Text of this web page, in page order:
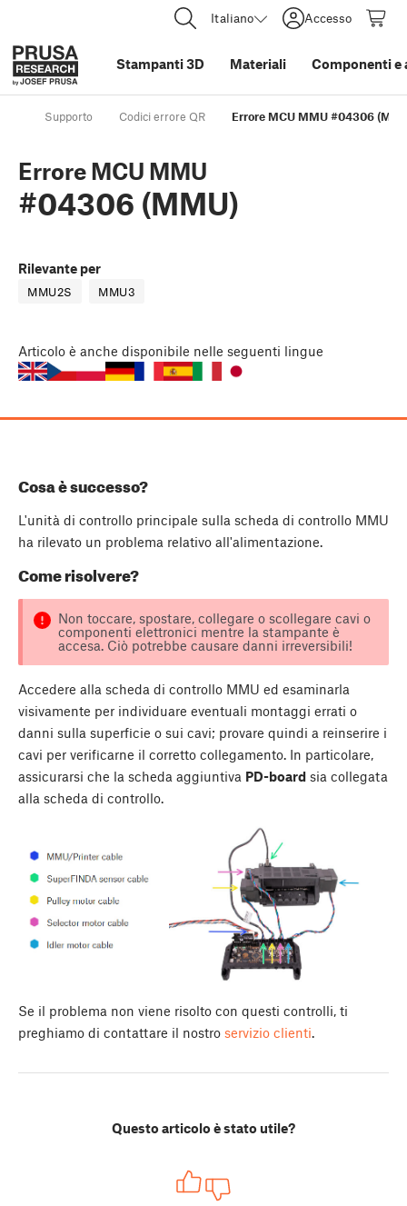
Italiano Accesso
Stampanti 3D Materiali Componenti e
Supporto Codici errore QR Errore MCU MMU #04306
Errore MCU MMU
#04306 (MMU)
Rilevante per
MMU2S MMU3
Articolo è anche disponibile nelle seguenti lingue
Cosa è successo?
L'unità di controllo principale sulla scheda di controllo MMU
ha rilevato un problema relativo all'alimentazione.
Come risolvere?
Non toccare, spostare, collegare o scollegare cavi o
componenti elettronici mentre la stampante è
accesa. Ciò potrebbe causare danni irreversibili!
Accedere alla scheda di controllo MMU ed esaminarla
visivamente per individuare eventuali montaggi errati o
danni sulla superficie o sui cavi; provare quindi a reinserire i
cavi per verificarne il corretto collegamento. In particolare,
assicurarsi che la scheda aggiuntiva PD-board sia collegata
alla scheda di controllo.
Se il problema non viene risolto con questi controlli, ti
preghiamo di contattare il nostro servizio clienti.
Questo articolo è stato utile?